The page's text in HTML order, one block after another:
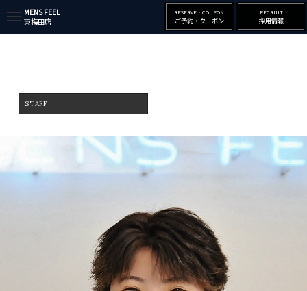
MENS FEEL
東梅田店
RESERVE・COUPON
ご予約・クーポン
RECRUIT
採用情報
STAFF
t
g